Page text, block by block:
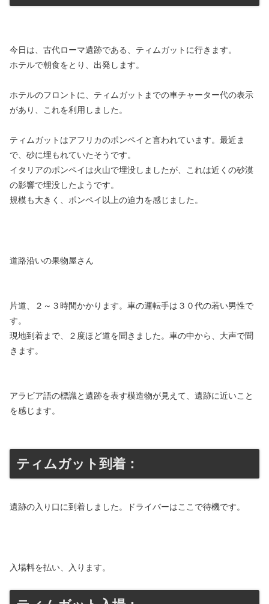
今日は、古代ローマ遺跡である、ティムガットに行きます。
ホテルで朝食をとり、出発します。
ホテルのフロントに、ティムガットまでの車チャーター代の表示
があり、これを利用しました。
ティムガットはアフリカのポンペイと言われています。最近ま
で、砂に埋もれていたそうです。
イタリアのポンペイは火山で埋没しましたが、これは近くの砂漠
の影響で埋没したようです。
規模も大きく、ポンペイ以上の迫力を感じました。
道路沿いの果物屋さん
片道、２～３時間かかります。車の運転手は３０代の若い男性で
す。
現地到着まで、２度ほど道を聞きました。車の中から、大声で聞
きます。
アラビア語の標識と遺跡を表す模造物が見えて、遺跡に近いこと
を感じます。
ティムガット到着：
遺跡の入り口に到着しました。ドライバーはここで待機です。
入場料を払い、入ります。